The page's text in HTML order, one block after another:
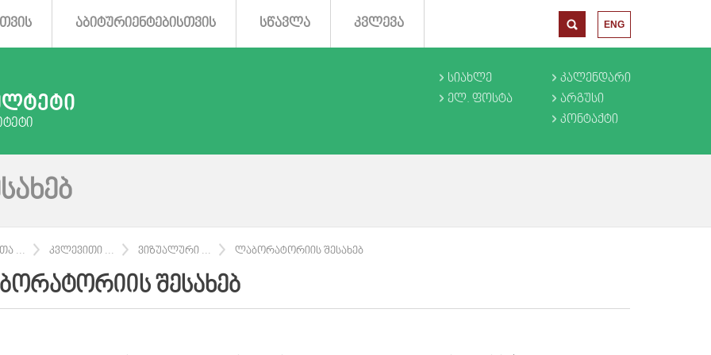
ᲐᲑᲘᲢᲣᲠᲘᲔᲜᲢᲔᲑᲘᲡᲗᲕᲘᲡ ᲡᲬᲐᲕᲚᲐ ᲙᲕᲚᲔᲕᲐ ENG
ᲡᲘᲐᲮᲚᲔ
ᲔᲚ. ᲤᲝᲡᲢᲐ
ᲙᲐᲚᲔᲜᲓᲐᲠᲘ
ᲐᲠᲒᲣᲡᲘ
ᲙᲝᲜᲢᲐᲥᲢᲘ
... ᲙᲕᲚᲔᲕᲘᲗᲘ ... ᲕᲘᲖᲣᲐᲚᲣᲠᲘ ... ᲚᲐᲑᲝᲠᲐᲢᲝᲠᲘᲘᲡ ᲨᲔᲡᲐᲮᲔᲑ
ᲨᲔᲡᲐᲮᲔᲑ